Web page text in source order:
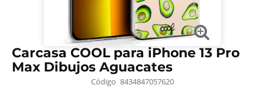
Carcasa COOL para iPhone 13 Pro
Max Dibujos Aguacates
Código 8434847057620